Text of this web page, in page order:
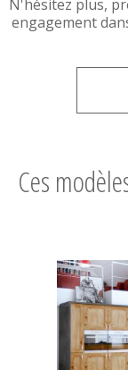
N'hésitez plus,
engagement
Ces